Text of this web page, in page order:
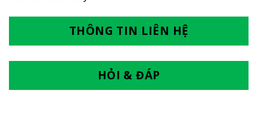
THÔNG TIN LIÊN HỆ
HỎI & ĐÁP